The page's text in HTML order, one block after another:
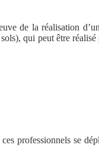
de la réalisation d’un
qui peut être
professionnels se